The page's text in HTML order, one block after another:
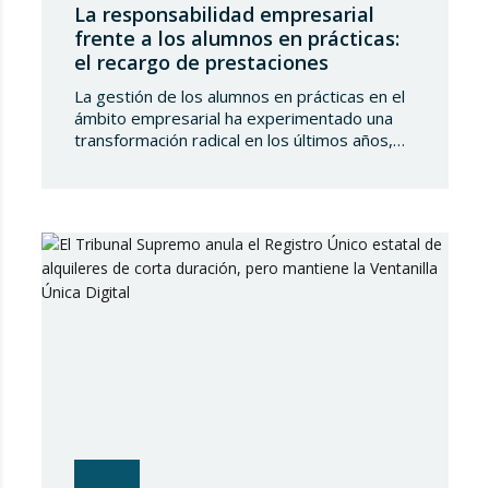
La responsabilidad empresarial
frente a los alumnos en prácticas:
el recargo de prestaciones
La gestión de los alumnos en prácticas en el
ámbito empresarial ha experimentado una
transformación radical en los últimos años,
implica obligaciones administrativas de alta y
cotización, sino…